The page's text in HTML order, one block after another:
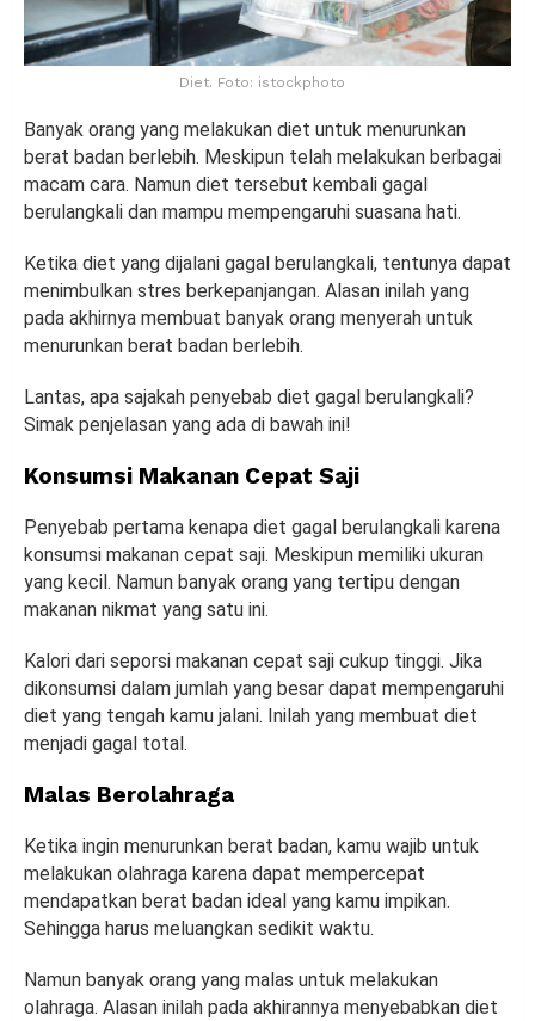
Diet. Foto: istockphoto
Banyak orang yang melakukan diet untuk menurunkan
berat badan berlebih. Meskipun telah melakukan berbagai
macam cara. Namun diet tersebut kembali gagal
berulangkali dan mampu mempengaruhi suasana hati.
Ketika diet yang dijalani gagal berulangkali, tentunya dapat
menimbulkan stres berkepanjangan. Alasan inilah yang
pada akhirnya membuat banyak orang menyerah untuk
menurunkan berat badan berlebih.
Lantas, apa sajakah penyebab diet gagal berulangkali?
Simak penjelasan yang ada di bawah ini!
Konsumsi Makanan Cepat Saji
Penyebab pertama kenapa diet gagal berulangkali karena
konsumsi makanan cepat saji. Meskipun memiliki ukuran
yang kecil. Namun banyak orang yang tertipu dengan
makanan nikmat yang satu ini.
Kalori dari seporsi makanan cepat saji cukup tinggi. Jika
dikonsumsi dalam jumlah yang besar dapat mempengaruhi
diet yang tengah kamu jalani. Inilah yang membuat diet
menjadi gagal total.
Malas Berolahraga
Ketika ingin menurunkan berat badan, kamu wajib untuk
melakukan olahraga karena dapat mempercepat
mendapatkan berat badan ideal yang kamu impikan.
Sehingga harus meluangkan sedikit waktu.
Namun banyak orang yang malas untuk melakukan
olahraga. Alasan inilah pada akhirannya menyebabkan diet